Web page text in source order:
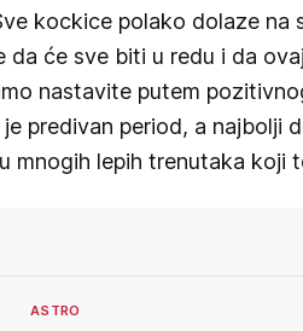
kockice polako dolaze na
da će sve biti u redu i da
nastavite putem
predivan period, a najbolji
mnogih lepih trenutaka koji
ASTRO